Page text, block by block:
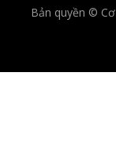
Bản quyền ©